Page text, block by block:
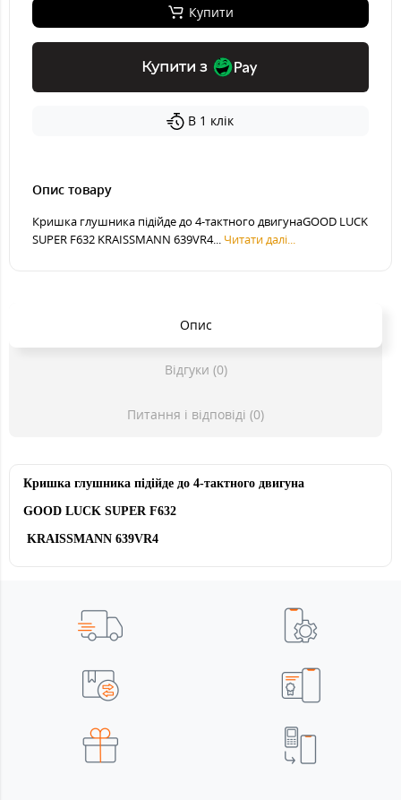
Купити
Купити з
В 1 клік
Опис товару
Кришка глушника підійде до 4-тактного двигунаGOOD LUCK
SUPER F632 KRAISSMANN 639VR4... Читати далі...
Опис
Відгуки (0)
Питання і відповіді (0)
Кришка глушника підійде до 4-тактного двигуна
GOOD LUCK SUPER F632
KRAISSMANN 639VR4